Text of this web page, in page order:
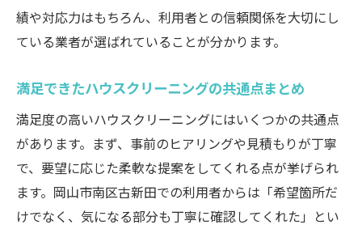
績や対応力はもちろん、利用者との信頼関係を大切にし
ている業者が選ばれていることが分かります。
満足できたハウスクリーニングの共通点まとめ
満足度の高いハウスクリーニングにはいくつかの共通点
があります。まず、事前のヒアリングや見積もりが丁寧
で、要望に応じた柔軟な提案をしてくれる点が挙げられ
ます。岡山市南区古新田での利用者からは「希望箇所だ
けでなく、気になる部分も丁寧に確認してくれた」とい